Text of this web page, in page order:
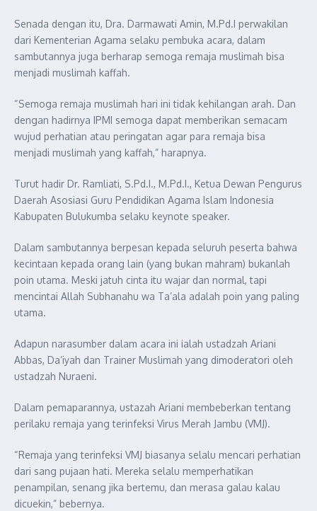
Senada dengan itu, Dra. Darmawati Amin, M.Pd.I perwakilan
dari Kementerian Agama selaku pembuka acara, dalam
sambutannya juga berharap semoga remaja muslimah bisa
menjadi muslimah kaffah.
“Semoga remaja muslimah hari ini tidak kehilangan arah. Dan
dengan hadirnya IPMI semoga dapat memberikan semacam
wujud perhatian atau peringatan agar para remaja bisa
menjadi muslimah yang kaffah,” harapnya.
Turut hadir Dr. Ramliati, S.Pd.I., M.Pd.I., Ketua Dewan Pengurus
Daerah Asosiasi Guru Pendidikan Agama Islam Indonesia
Kabupaten Bulukumba selaku keynote speaker.
Dalam sambutannya berpesan kepada seluruh peserta bahwa
kecintaan kepada orang lain (yang bukan mahram) bukanlah
poin utama. Meski jatuh cinta itu wajar dan normal, tapi
mencintai Allah Subhanahu wa Ta’ala adalah poin yang paling
utama.
Adapun narasumber dalam acara ini ialah ustadzah Ariani
Abbas, Da’iyah dan Trainer Muslimah yang dimoderatori oleh
ustadzah Nuraeni.
Dalam pemaparannya, ustazah Ariani membeberkan tentang
perilaku remaja yang terinfeksi Virus Merah Jambu (VMJ).
“Remaja yang terinfeksi VMJ biasanya selalu mencari perhatian
dari sang pujaan hati. Mereka selalu memperhatikan
penampilan, senang jika bertemu, dan merasa galau kalau
dicuekin,” bebernya.